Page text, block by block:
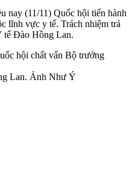
nay (11/11) Quốc hội tiến hành
lĩnh vực y tế. Trách nhiệm trả
tế Đào Hồng Lan.
Lan. Ảnh Như Ý